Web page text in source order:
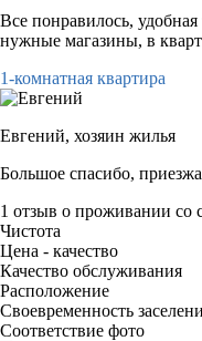
Все понравилось, удобная
нужные магазины, в
1-комнатная квартира
Евгений, хозяин жилья
Большое спасибо,
1 отзыв о проживании со
Чистота
Цена - качество
Качество обслуживания
Расположение
Своевременность
Соответствие фото